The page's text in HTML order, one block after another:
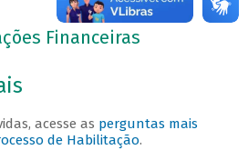
Financeiras
acesse as perguntas mais
de Habilitação.